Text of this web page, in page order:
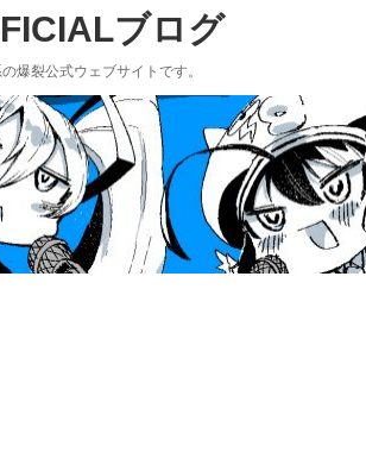
ブログ
爆裂公式ウェブサイトです。